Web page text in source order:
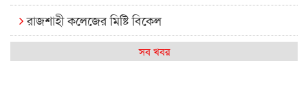
রাজশাহী কলেজের মিষ্টি বিকেল
কেমন আছে আমাদের দেশের মধ্যবিত্তরা
সব খবর